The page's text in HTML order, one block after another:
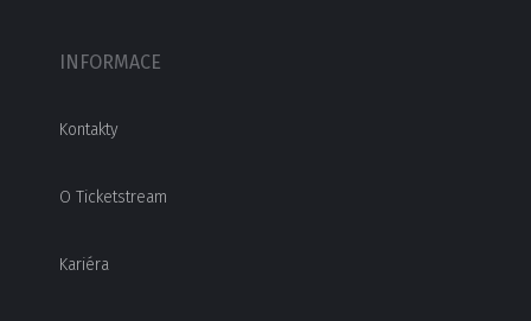
INFORMACE
Kontakty
O Ticketstream
Kariéra